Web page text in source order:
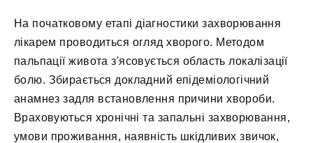
На початковому етапі діагностики захворювання
лікарем проводиться огляд хворого. Методом
пальпації живота з'ясовується область локалізації
болю. Збирається докладний епідеміологічний
анамнез задля встановлення причини хвороби.
Враховуються хронічні та запальні захворювання,
умови проживання, наявність шкідливих звичок,